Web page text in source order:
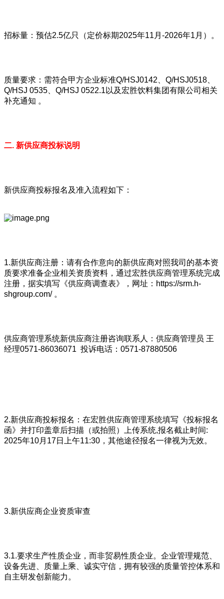
招标量：预估2.5亿只（定价标期2025年11月-2026年1月）。
质量要求：需符合甲方企业标准Q/HSJ0142、Q/HSJ0518、
Q/HSJ 0535、Q/HSJ 0522.1以及宏胜饮料集团有限公司相关
补充通知 。
二. 新供应商投标说明
新供应商投标报名及准入流程如下：
1.新供应商注册：请有合作意向的新供应商对照我司的基本资
质要求准备企业相关资质资料，通过宏胜供应商管理系统完成
注册，据实填写《供应商调查表》，网址：https://srm.h-
shgroup.com/ 。
供应商管理系统新供应商注册咨询联系人：供应商管理员 王
经理0571-86036071 投诉电话：0571-87880506
2.新供应商投标报名：在宏胜供应商管理系统填写《投标报名
函》并打印盖章后扫描（或拍照）上传系统,报名截止时间:
2025年10月17日上午11:30，其他途径报名一律视为无效。
3.新供应商企业资质审查
3.1.要求生产性质企业，而非贸易性质企业。企业管理规范、
设备先进、质量上乘、诚实守信，拥有较强的质量管控体系和
自主研发创新能力。